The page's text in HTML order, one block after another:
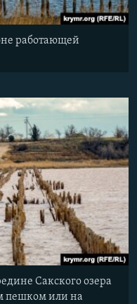
работающей
Сакского озера
пешком или на